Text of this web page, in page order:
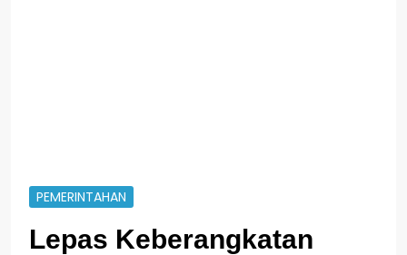
PEMERINTAHAN
Lepas Keberangkatan